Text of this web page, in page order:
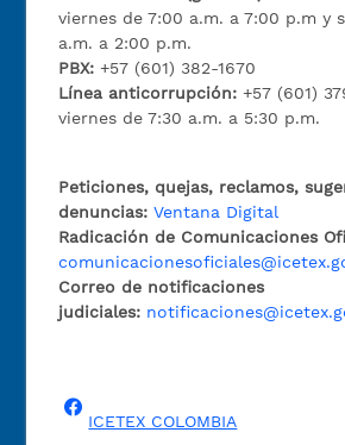
viernes de 7:00 a.m. a 7:00 p.m y
a.m. a 2:00 p.m.
PBX:+57 (601) 382-1670
Línea anticorrupción:+57 (601)
viernes de 7:30 a.m. a 5:30 p.m.
Peticiones, quejas, reclamos,
denuncias: Ventana Digital
Radicación de Comunicaciones
Correo de notificaciones
judiciales:
ICETEX COLOMBIA